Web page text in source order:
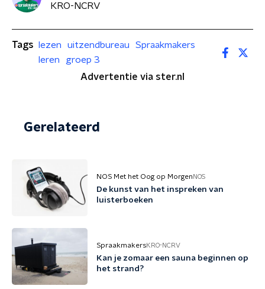
KRO-NCRV
Tags lezen uitzendbureau
Spraakmakers
leren
groep 3
Advertentie via ster.nl
Gerelateerd
NOS Met het Oog op Morgen NOS
De kunst van het inspreken van
luisterboeken
SpraakmakersKRO-NCRV
Kan je zomaar een sauna beginnen op
het strand?